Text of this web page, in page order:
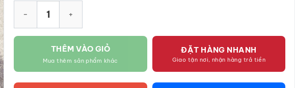
THÊM VÀO GIỎ
Mua thêm sản phẩm khác
ĐẶT HÀNG NHANH
Giao tận nơi, nhận hàng trả tiền